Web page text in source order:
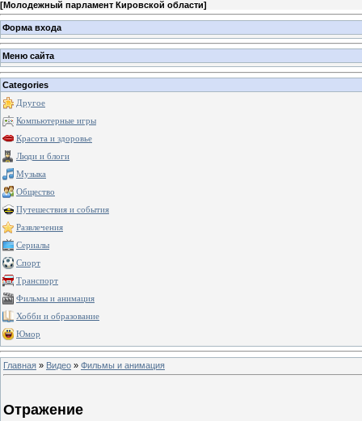
[Молодежный парламент Кировской области]
Форма входа
Меню сайта
Categories
Другое
Компьютерные игры
Красота и здоровье
Люди и блоги
Музыка
Общество
Путешествия и события
Развлечения
Сериалы
Спорт
Транспорт
Фильмы и анимация
Хобби и образование
Юмор
Главная » Видео » Фильмы и анимация
Отражение